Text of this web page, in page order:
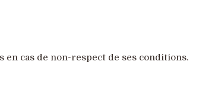
cas de non-respect de ses conditions.